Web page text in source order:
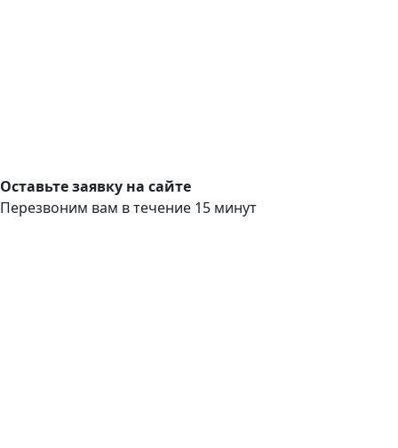
Оставьте заявку на сайте
Перезвоним вам в течение 15 минут